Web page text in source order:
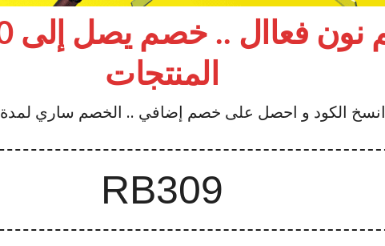
المنتجات
انسخ الكود و احصل على خصم إضافي .. الخصم ساري لمدة 48 ساعة